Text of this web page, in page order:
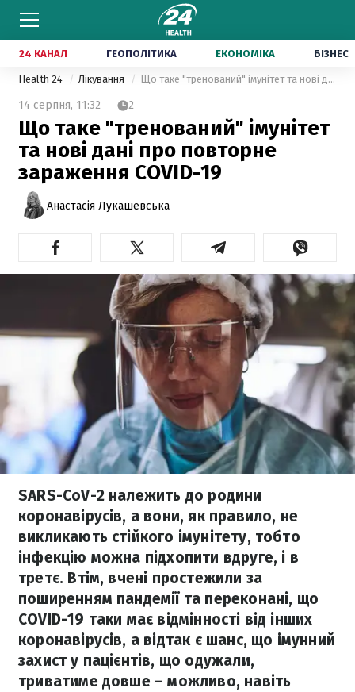
24 КАНАЛ ГЕОПОЛІТИКА ЕКОНОМІКА БІЗНЕС
Health 24 Лікування Що таке "тренований" імунітет та нові дані про повторне зараження COVID-19
14 серпня, 11:32 2
Що таке "тренований" імунітет
та нові дані про повторне
зараження COVID-19
Анастасія Лукашевська
SARS-CoV-2 належить до родини
коронавірусів, а вони, як правило, не
викликають стійкого імунітету, тобто
інфекцію можна підхопити вдруге, і в
третє. Втім, вчені простежили за
поширенням пандемії та переконані, що
COVID-19 таки має відмінності від інших
коронавірусів, а відтак є шанс, що імунний
захист у пацієнтів, що одужали,
триватиме довше – можливо, навіть